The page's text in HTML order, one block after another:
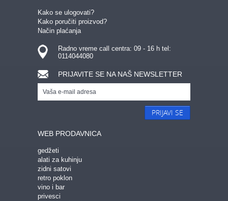
Kako se ulogovati?
Kako poručiti proizvod?
Način plaćanja
Radno vreme call centra: 09 - 16 h tel:
0114044080
PRIJAVITE SE NA NAŠ NEWSLETTER
PRIJAVI SE
WEB PRODAVNICA
gedžeti
alati za kuhinju
zidni satovi
retro poklon
vino i bar
privesci